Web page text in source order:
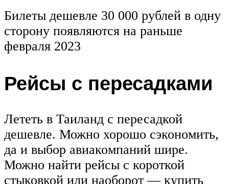
Билеты дешевле 30 000 рублей в одну
сторону появляются на раньше
февраля 2023
Рейсы с пересадками
Лететь в Таиланд с пересадкой
дешевле. Можно хорошо сэкономить,
да и выбор авиакомпаний шире.
Можно найти рейсы с короткой
стыковкой или наоборот — купить